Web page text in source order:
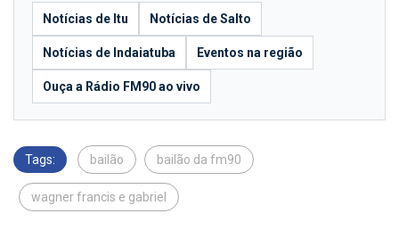
Notícias de Itu Notícias de Salto
Notícias de Indaiatuba Eventos na região
Ouça a Rádio FM90 ao vivo
Tags: bailão bailão da fm90
wagner francis e gabriel